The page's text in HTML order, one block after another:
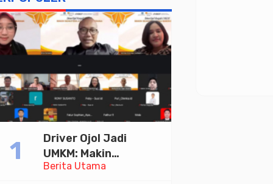
Berita Utama
Driver Ojol Jadi
UMKM: Makin
Sejahtera atau